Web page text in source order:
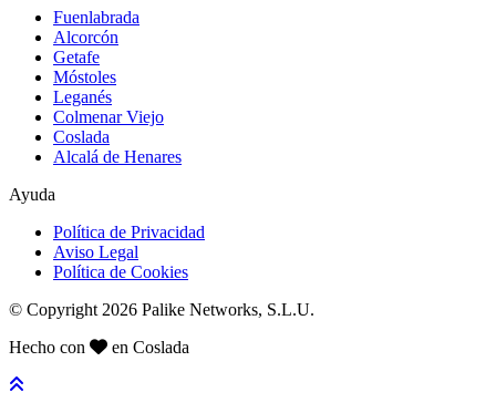
Fuenlabrada
Alcorcón
Getafe
Móstoles
Leganés
Colmenar Viejo
Coslada
Alcalá de Henares
Ayuda
Política de Privacidad
Aviso Legal
Política de Cookies
© Copyright 2026 Palike Networks, S.L.U.
Hecho con
en Coslada